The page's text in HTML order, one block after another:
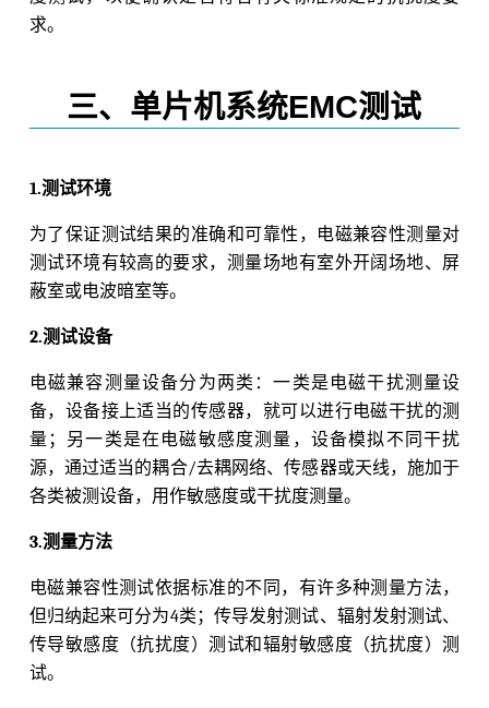
求。
三、单片机系统EMC测试
1.测试环境
为了保证测试结果的准确和可靠性，电磁兼容性测量对
测试环境有较高的要求，测量场地有室外开阔场地、屏
蔽室或电波暗室等。
2.测试设备
电磁兼容测量设备分为两类：一类是电磁干扰测量设
备，设备接上适当的传感器，就可以进行电磁干扰的测
量；另一类是在电磁敏感度测量，设备模拟不同干扰
源，通过适当的耦合/去耦网络、传感器或天线，施加于
各类被测设备，用作敏感度或干扰度测量。
3.测量方法
电磁兼容性测试依据标准的不同，有许多种测量方法，
但归纳起来可分为4类；传导发射测试、辐射发射测试、
传导敏感度（抗扰度）测试和辐射敏感度（抗扰度）测
试。